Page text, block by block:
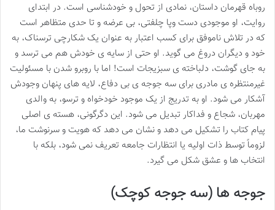
روباه قهرمان داستان، نمادی از تحول و خودشناسی است. در ابتدای
روایت، او موجودی دست وپا چلفتی، بی عرضه و تا حدی متظاهر است
که در تلاش ناموفق برای کسب اعتبار به عنوان یک شکارچی ترسناک، به
خود و دیگران دروغ می گوید. او حتی از سایه ی خودش هم می ترسد و
به جای گوشت، دلباخته ی سبزیجات است! اما با روبرو شدن با مسئولیت
غیرمنتظره ی مادری برای سه جوجه ی بی دفاع، لایه های پنهان وجودش
آشکار می شود. او به تدریج از یک موجود خودخواه و ترسو، به والدی
مهربان، شجاع و فداکار تبدیل می شود. این دگرگونی، هسته ی اصلی
پیام کتاب را تشکیل می دهد و نشان می دهد که هویت و سرنوشت ما،
لزوماً توسط ذات اولیه یا انتظارات جامعه تعریف نمی شود، بلکه با
انتخاب ها و عشق شکل می گیرد.
جوجه ها (سه جوجه کوچک)